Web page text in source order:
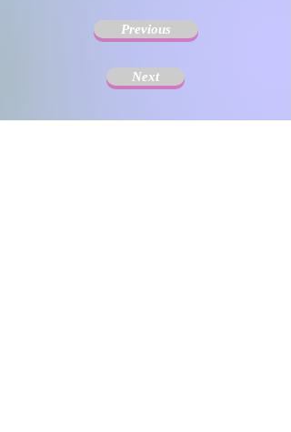
Previous
Next